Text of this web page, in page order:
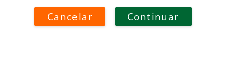
Cancelar Continuar